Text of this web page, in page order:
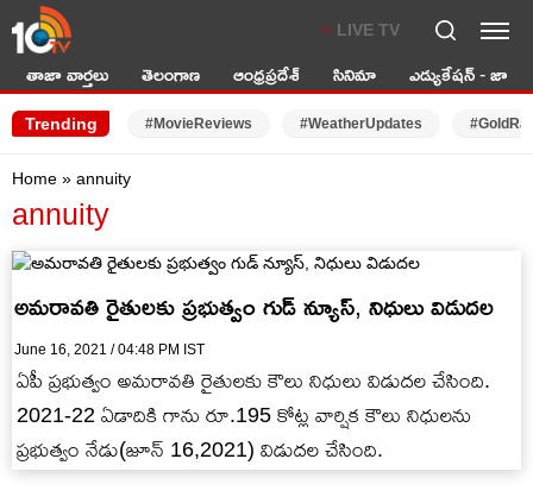
LIVE TV
తాజా వార్తలు తెలంగాణ ఆంధ్రప్రదేశ్ సినిమా ఎడ్యుకేషన్ - జాబ్స్
Trending #MovieReviews #WeatherUpdates
Home » annuity
annuity
అమరావతి రైతులకు ప్రభుత్వం గుడ్ న్యూస్, నిధులు విడుదల
June 16, 2021 / 04:48 PM IST
ఏపీ ప్రభుత్వం అమరావతి రైతులకు కౌలు నిధులు విడుదల చేసింది.
2021-22 ఏడాదికి గాను రూ.195 కోట్ల వార్షిక కౌలు నిధులను
ప్రభుత్వం నేడు(జూన్ 16,2021) విడుదల చేసింది.